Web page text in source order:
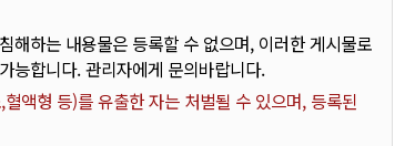
해하는 내용물은 등록할 수 없으며, 이러한 게시물로
능합니다. 관리자에게 문의바랍니다.
액형 등)를 유출한 자는 처벌될 수 있으며, 등록된